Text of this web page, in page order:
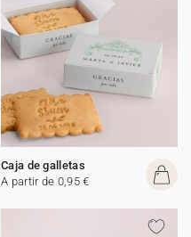
Caja de galletas
A partir de 0,95 €